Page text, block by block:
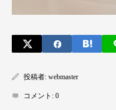
投稿者: webmaster
コメント: 0